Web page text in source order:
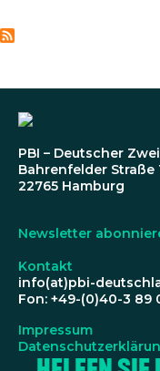
PBI – Deutscher
Bahrenfelder Straße
22765 Hamburg
Newsletter
Kontakt
info(at)pbi-
Fon: +49-(0)40-3 89
Impressum